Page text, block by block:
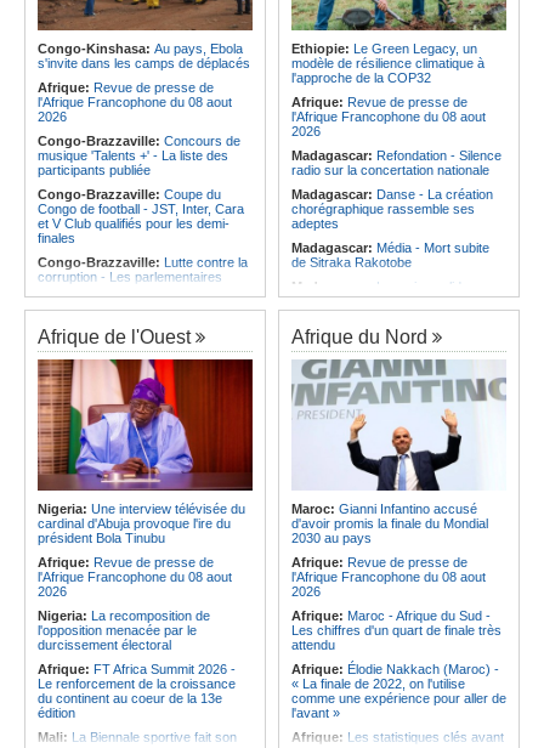
Afrique:Les statistiques clés avant
le quart de finale entre la Côte
d'Ivoire et l'Algérie
Afrique:Le Maroc et l'Afrique du
Sud se retrouvent quatre ans après
la finale
Afrique:
Côte d'Ivoire - Algérie, un
Angola:Le pays totalise six
médailles au Championnat du
monde de ju-jitsu
Angola:Le pays a achevé 89 % du
déminage des 911 zones minées
Congo-Kinshasa: Au pays, Ebola
s'invite dans les camps de déplacés
Afrique: Revue de presse de
l'Afrique Francophone du 08 aout
2026
Congo-Brazzaville: Concours de
musique 'Talents +' - La liste des
participants publiée
Congo-Brazzaville: Coupe du
Congo de football - JST, Inter, Cara
et V Club qualifiés pour les demi-
finales
Congo-Brazzaville: Lutte contre la
corruption - Les parlementaires
Congo-Brazzaville:Santé publique
- Ollombo réceptionne son hôpital de
référence
Congo-Brazzaville:
Lutte contre
les épidémies - Les employés de la
maison de retraite Kambissi en
formation
Congo-Brazzaville:Distinction -
Darrel Ornelle Elion Assiana promue
maître-assistant Cames
Afrique:Naomi Eto (Cameroun) - «
Face au Nigeria, nous donnerons
tout sur le terrain. »
Cameroun:Ngoh Ngoh, l'homme
qui signe à la place de Biya
Ethiopie: Le Green Legacy, un
modèle de résilience climatique à
l'approche de la COP32
Afrique: Revue de presse de
l'Afrique Francophone du 08 aout
2026
Madagascar: Refondation - Silence
radio sur la concertation nationale
Madagascar: Danse - La création
chorégraphique rassemble ses
adeptes
Madagascar: Média - Mort subite
de Sitraka Rakotobe
Madagascar: Les reins solides
Madagascar:Vol à la tire - Un
en prison
Madagascar:Athlétisme - 100
mètres - Junior Tsiravay et Zo
Rakotonary co-champions
Madagascar:
Rakotondramiara, Président du
Rouge - « Aucun retour
d'investissement pour les petits
Agroalimentaire - Les
boissons locales conquièrent le
marché
Afrique de l'Ouest
Nigeria: Une interview télévisée du
cardinal d'Abuja provoque l'ire du
président Bola Tinubu
Afrique: Revue de presse de
l'Afrique Francophone du 08 aout
2026
Nigeria: La recomposition de
l'opposition menacée par le
durcissement électoral
Afrique: FT Africa Summit 2026 -
Le renforcement de la croissance
du continent au coeur de la 13e
édition
Mali: La Biennale sportive fait son
Afrique du Nord
Maroc: Gianni Infantino accusé
d'avoir promis la finale du Mondial
2030 au pays
Afrique: Revue de presse de
l'Afrique Francophone du 08 aout
2026
Afrique: Maroc - Afrique du Sud -
Les chiffres d'un quart de finale très
attendu
Afrique: Élodie Nakkach (Maroc) -
« La finale de 2022, on l'utilise
comme une expérience pour aller de
l'avant »
Afrique: Les statistiques clés avant